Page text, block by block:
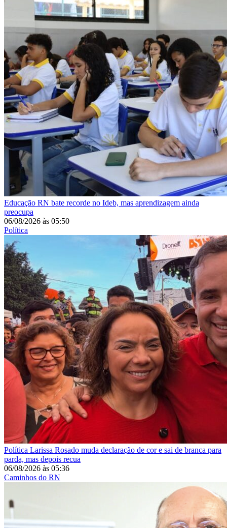
Educação RN bate recorde no Ideb, mas aprendizagem ainda
preocupa
06/08/2026 às 05:50
Política
Política Larissa Rosado muda declaração de cor e sai de branca para
parda, mas depois recua
06/08/2026 às 05:36
Caminhos do RN